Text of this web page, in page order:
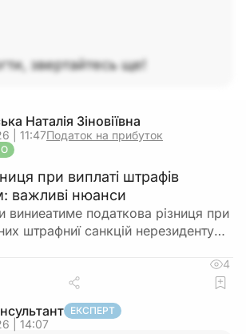
звертайтесь ще!
Наталія Зіновіївна
| 11:47Податок на прибуток
при виплаті штрафів
важливі нюанси
податкова різниця при
штрафниї санкцій нерезиденту…
4
ЕКСПЕРТ
| 14:07